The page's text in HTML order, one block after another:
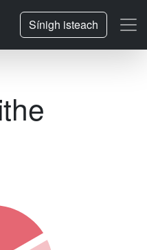
Sínigh isteach